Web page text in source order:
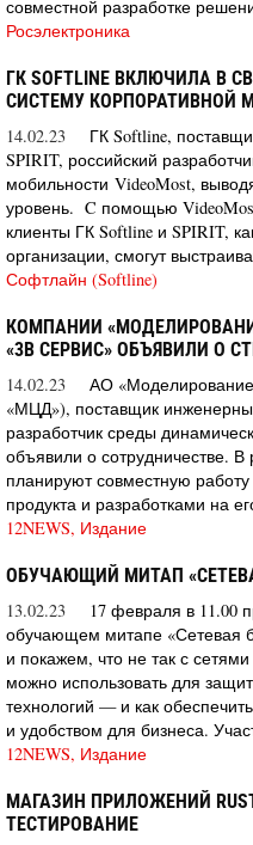
совместной разработке
Росэлектроника
ГК SOFTLINE ВКЛЮЧИЛА В
СИСТЕМУ КОРПОРАТИВНОЙ
14.02.23
ГК Softline,
SPIRIT, российский
мобильности VideoMost,
уровень. C помощью
клиенты ГК Softline и SPIRIT,
организации, смогут
Софтлайн (Softline)
КОМПАНИИ
«3В СЕРВИС» ОБЪЯВИЛИ О
14.02.23
АО
«МЦД»), поставщик
разработчик среды
объявили о сотрудничестве.
планируют совместную
продукта и разработками на
12NEWS, Издание
ОБУЧАЮЩИЙ МИТАП
13.02.23
17 февраля в 11.00
обучающем митапе «Сетевая
и покажем, что не так с
можно использовать для
технологий — и как
и удобством для бизнеса.
12NEWS, Издание
МАГАЗИН ПРИЛОЖЕНИЙ
ТЕСТИРОВАНИЕ